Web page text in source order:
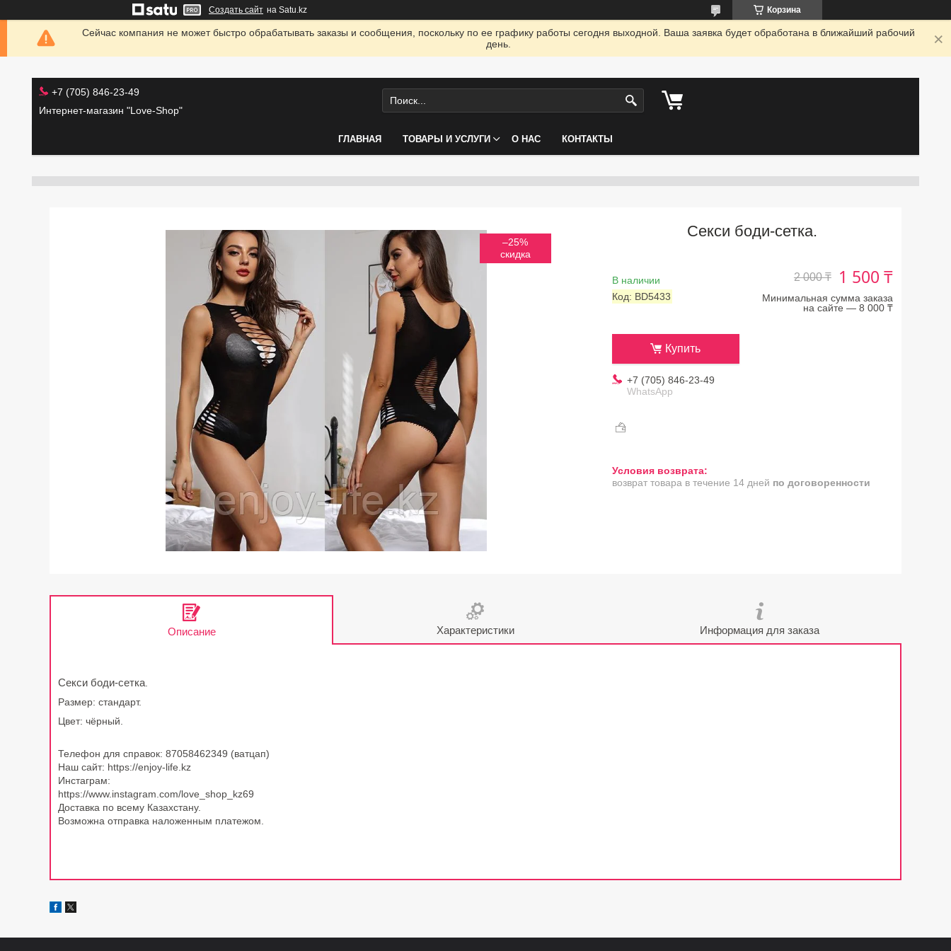
Создать сайт на Satu.kz Корзина
Сейчас компания не может быстро обрабатывать заказы и сообщения, поскольку по ее графику работы сегодня выходной. Ваша заявка будет обработана в ближайший рабочий
день.
+7 (705) 846-23-49
Интернет-магазин "Love-Shop"
ГЛАВНАЯ ТОВАРЫ И УСЛУГИ О НАС КОНТАКТЫ
–25%
Секси боди-сетка.
В наличии
Код: BD5433
2 000 ₸ 1 500 ₸
Минимальная сумма заказа
на сайте — 8 000 ₸
Купить
+7 (705) 846-23-49
WhatsApp
возврат товара в течение 14 дней по договоренности
Описание Характеристики Информация для заказа
Секси боди-сетка
Размер: стандарт.
Цвет: чёрный.
Телефон для справок: 87058462349 (ватцап)
Наш сайт: https://enjoy-life.kz
Инстаграм:
https://www.instagram.com/love_shop_kz69
Доставка по всему Казахстану.
Возможна отправка наложенным платежом.